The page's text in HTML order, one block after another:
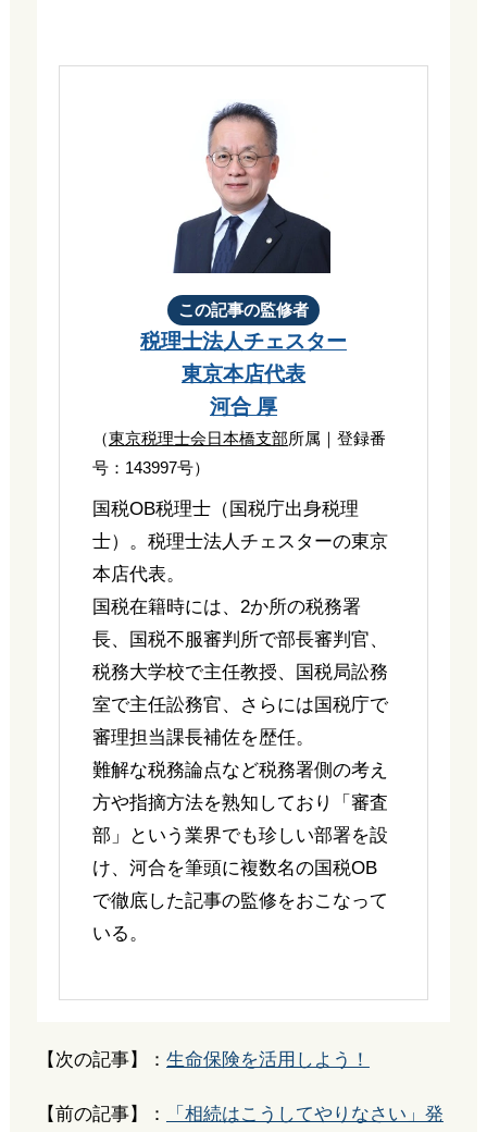
この記事の監修者
税理士法人チェスター
東京本店代表
河合 厚
（東京税理士会日本橋支部所属｜登録番
号：143997号）
国税OB税理士（国税庁出身税理
士）。税理士法人チェスターの東京
本店代表。
国税在籍時には、2か所の税務署
長、国税不服審判所で部長審判官、
税務大学校で主任教授、国税局訟務
室で主任訟務官、さらには国税庁で
審理担当課長補佐を歴任。
難解な税務論点など税務署側の考え
方や指摘方法を熟知しており「審査
部」という業界でも珍しい部署を設
け、河合を筆頭に複数名の国税OB
で徹底した記事の監修をおこなって
いる。
【次の記事】： 生命保険を活用しよう！
【前の記事】：
「相続はこうしてやりなさい」発